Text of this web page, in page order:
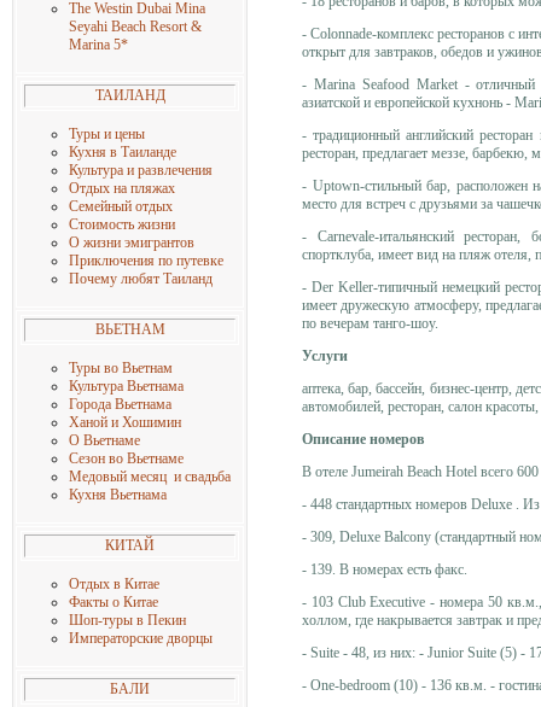
The Westin Dubai Mina
Seyahi Beach Resort &
Marinа 5*
ТАИЛАНД
Туры и цены
Кухня в Таиланде
Культура и развлечения
Отдых на пляжах
Семейный отдых
Стоимость жизни
О жизни эмигрантов
Приключения по путевке
Почему любят Таиланд
ВЬЕТНАМ
Туры во Вьетнам
Культура Вьетнама
Города Вьетнама
Ханой и Хошимин
О Вьетнаме
Сезон во Вьетнаме
Медовый месяц и свадьба
Кухня Вьетнама
КИТАЙ
Отдых в Китае
Факты о Китае
Шоп-туры в Пекин
Императорские дворцы
БАЛИ
- Сolonnade-комплекс ресторанов с
открыт для завтраков, обедов и
- Marina Seafood Market - отличный
азиатской и европейской кухнонь -
- традиционный английский
ресторан, предлагает меззе,
- Uptown-стильный бар, расположен
место для встреч с друзьями за
- Carnevale-итальянский
спортклуба, имеет вид на пляж отеля,
- Der Keller-типичный немецкий
имеет дружескую атмосферу,
по вечерам танго-шоу.
Услуги
аптека, бар, бассейн, бизнес-центр,
автомобилей, ресторан, салон
Описание номеров
В отеле Jumeirah Beach Hotel всего
- 448 стандартных номеров Deluxe .
- 309, Deluxe Balcony (стандартный
- 139. В номерах есть факс.
- 103 Club Executive - номера 50
холлом, где накрывается завтрак и
- Suite - 48, из них: - Junior Suite (5) -
- One-bedroom (10) - 136 кв.м. -